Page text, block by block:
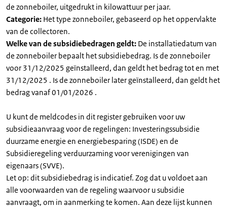
de zonneboiler, uitgedrukt in kilowattuur per jaar.
Categorie: Het type zonneboiler, gebaseerd op het oppervlakte
van de collectoren.
Welke van de subsidiebedragen geldt: De installatiedatum van
de zonneboiler bepaalt het subsidiebedrag. Is de zonneboiler
voor 31/12/2025 geïnstalleerd, dan geldt het bedrag tot en met
31/12/2025 . Is de zonneboiler later geïnstalleerd, dan geldt het
bedrag vanaf 01/01/2026 .
U kunt de meldcodes in dit register gebruiken voor uw
subsidieaanvraag voor de regelingen: Investeringssubsidie
duurzame energie en energiebesparing (ISDE) en de
Subsidieregeling verduurzaming voor verenigingen van
eigenaars (SVVE).
Let op: dit subsidiebedrag is indicatief. Zog dat u voldoet aan
alle voorwaarden van de regeling waarvoor u subsidie
aanvraagt, om in aanmerking te komen. Aan deze lijst kunnen